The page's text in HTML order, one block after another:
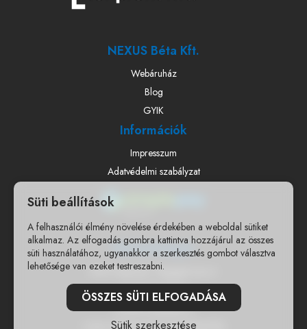
NEXUS Béta Kft.
Webáruház
Blog
GYIK
Információk
Impresszum
Adatvédelmi szabályzat
Elérhetőségek
7400 Kaposvár, Nagygát utca 6.
+36303671500
info@woodyjatek.hu
Süti beállítások
A felhasználói élmény növelése érdekében a weboldal sütiket
alkalmaz. Az elfogadás gombra kattintva hozzájárul az összes
süti használatához, ugyanakkor a szerkesztés gombot választva
lehetősége van ezeket testreszabni.
ÖSSZES SÜTI ELFOGADÁSA
Sütik szerkesztése